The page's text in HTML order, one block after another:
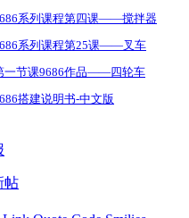
系列课程第四课——搅拌器
系列课程第25课——叉车
一节课9686作品——四轮车
搭建说明书-中文版
帖